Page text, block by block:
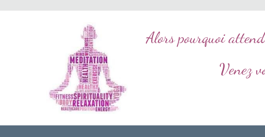
Alors pourquoi
Venez